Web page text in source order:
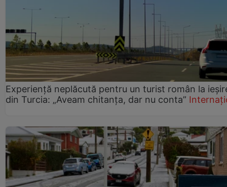
Experiență neplăcută pentru un turist român la
din Turcia: „Aveam chitanța, dar nu conta”